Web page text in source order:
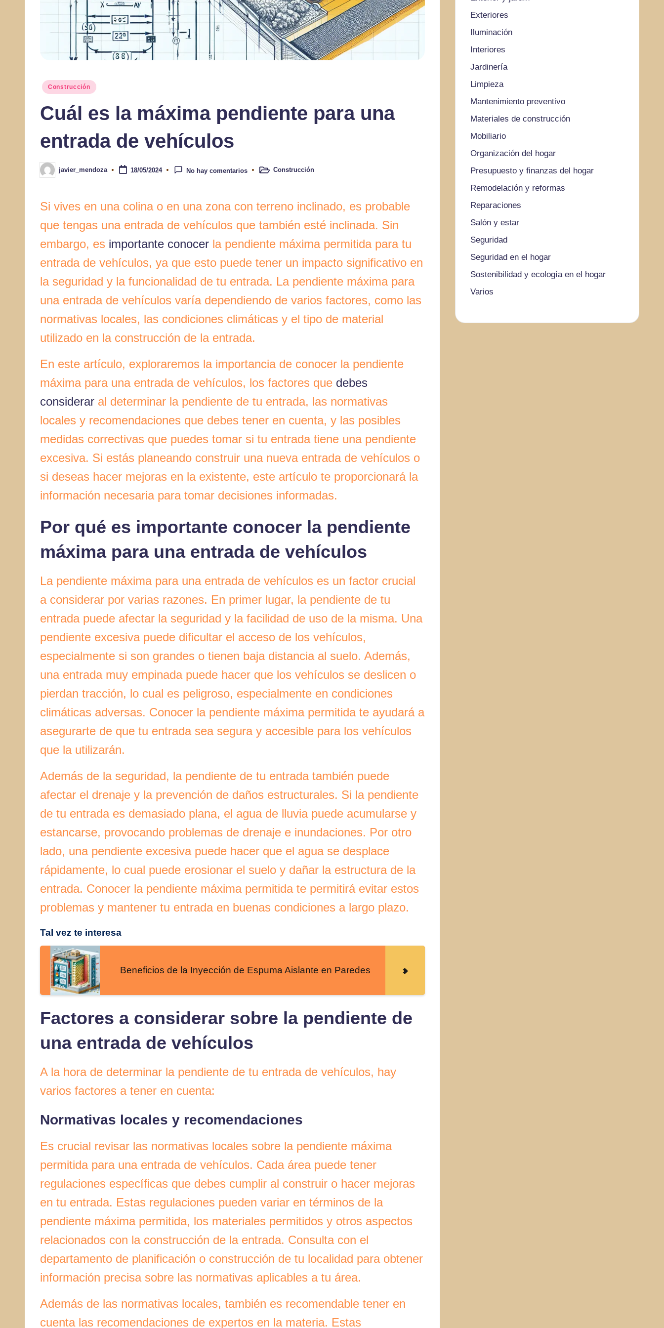
Publicado
Construcción
Cuál es la máxima pendiente para una
entrada de vehículos
Publicado
por
javier_mendoza 18/05/2024 No hay comentarios
PublicadoConstrucción
Si vives en una colina o en una zona con terreno inclinado, es probable
que tengas una entrada de vehículos que también esté inclinada. Sin
embargo, es importante conocer la pendiente máxima permitida para tu
entrada de vehículos, ya que esto puede tener un impacto significativo en
la seguridad y la funcionalidad de tu entrada. La pendiente máxima para
una entrada de vehículos varía dependiendo de varios factores, como las
normativas locales, las condiciones climáticas y el tipo de material
utilizado en la construcción de la entrada.
En este artículo, exploraremos la importancia de conocer la pendiente
máxima para una entrada de vehículos, los factores que debes
considerar al determinar la pendiente de tu entrada, las normativas
locales y recomendaciones que debes tener en cuenta, y las posibles
medidas correctivas que puedes tomar si tu entrada tiene una pendiente
excesiva. Si estás planeando construir una nueva entrada de vehículos o
si deseas hacer mejoras en la existente, este artículo te proporcionará la
información necesaria para tomar decisiones informadas.
Por qué es importante conocer la pendiente
máxima para una entrada de vehículos
La pendiente máxima para una entrada de vehículos es un factor crucial
a considerar por varias razones. En primer lugar, la pendiente de tu
entrada puede afectar la seguridad y la facilidad de uso de la misma. Una
pendiente excesiva puede dificultar el acceso de los vehículos,
especialmente si son grandes o tienen baja distancia al suelo. Además,
una entrada muy empinada puede hacer que los vehículos se deslicen o
pierdan tracción, lo cual es peligroso, especialmente en condiciones
climáticas adversas. Conocer la pendiente máxima permitida te ayudará a
asegurarte de que tu entrada sea segura y accesible para los vehículos
que la utilizarán.
Además de la seguridad, la pendiente de tu entrada también puede
afectar el drenaje y la prevención de daños estructurales. Si la pendiente
de tu entrada es demasiado plana, el agua de lluvia puede acumularse y
estancarse, provocando problemas de drenaje e inundaciones. Por otro
lado, una pendiente excesiva puede hacer que el agua se desplace
rápidamente, lo cual puede erosionar el suelo y dañar la estructura de la
entrada. Conocer la pendiente máxima permitida te permitirá evitar estos
problemas y mantener tu entrada en buenas condiciones a largo plazo.
Tal vez te interesa
Beneficios de la Inyección de Espuma Aislante en Paredes
Factores a considerar sobre la pendiente de
una entrada de vehículos
A la hora de determinar la pendiente de tu entrada de vehículos, hay
varios factores a tener en cuenta:
Normativas locales y recomendaciones
Es crucial revisar las normativas locales sobre la pendiente máxima
permitida para una entrada de vehículos. Cada área puede tener
regulaciones específicas que debes cumplir al construir o hacer mejoras
en tu entrada. Estas regulaciones pueden variar en términos de la
pendiente máxima permitida, los materiales permitidos y otros aspectos
relacionados con la construcción de la entrada. Consulta con el
departamento de planificación o construcción de tu localidad para obtener
información precisa sobre las normativas aplicables a tu área.
Además de las normativas locales, también es recomendable tener en
cuenta las recomendaciones de expertos en la materia. Estas
Exteriores
Iluminación
Interiores
Jardinería
Limpieza
Mantenimiento preventivo
Materiales de construcción
Mobiliario
Organización del hogar
Presupuesto y finanzas del hogar
Remodelación y reformas
Reparaciones
Salón y estar
Seguridad
Seguridad en el hogar
Sostenibilidad y ecología en el hogar
Varios